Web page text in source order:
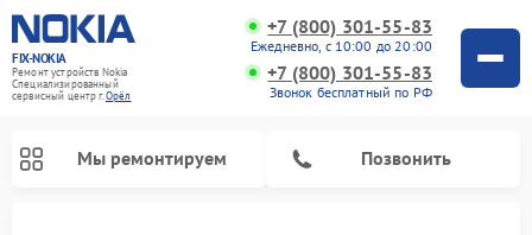
FIX-NOKIA
Ремонт устройств Nokia
Специализированный
cервисный центр г.Орёл
+7 (800) 301-55-83
Ежедневно, с 10:00 до 20:00
+7 (800) 301-55-83
Звонок бесплатный по РФ
Мы ремонтируем Позвонить